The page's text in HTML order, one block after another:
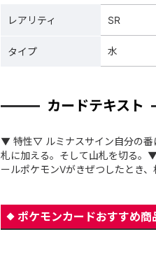
レアリティ SR
タイプ 水
カードテキスト
▼ 特性▽ ルミナスサイン自分の番
札に加える。そして山札を切る。
ールポケモンVがきぜつしたとき、
ポケモンカードおすすめ商